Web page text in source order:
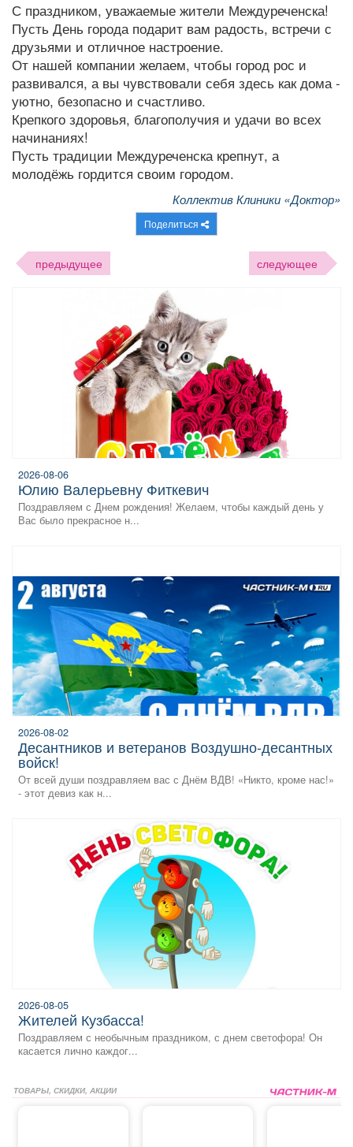
С праздником, уважаемые жители Междуреченска!
Пусть День города подарит вам радость, встречи с
друзьями и отличное настроение.
От нашей компании желаем, чтобы город рос и
развивался, а вы чувствовали себя здесь как дома -
уютно, безопасно и счастливо.
Крепкого здоровья, благополучия и удачи во всех
начинаниях!
Пусть традиции Междуреченска крепнут, а
молодёжь гордится своим городом.
Коллектив Клиники «Доктор»
Поделиться
следующее
предыдущее
2026-08-06
Юлию Валерьевну Фиткевич
Поздравляем с Днем рождения! Желаем, чтобы каждый день у
Вас было прекрасное н...
2026-08-02
десантников и ветеранов Воздушно‑десантных
войск!
От всей души поздравляем вас с Днём ВДВ! «Никто, кроме нас!»
- этот девиз как н...
2026-08-05
жителей Кузбасса!
Поздравляем с необычным праздником, с днем светофора! Он
касается лично каждог...
ТОВАРЫ, СКИДКИ, АКЦИИ